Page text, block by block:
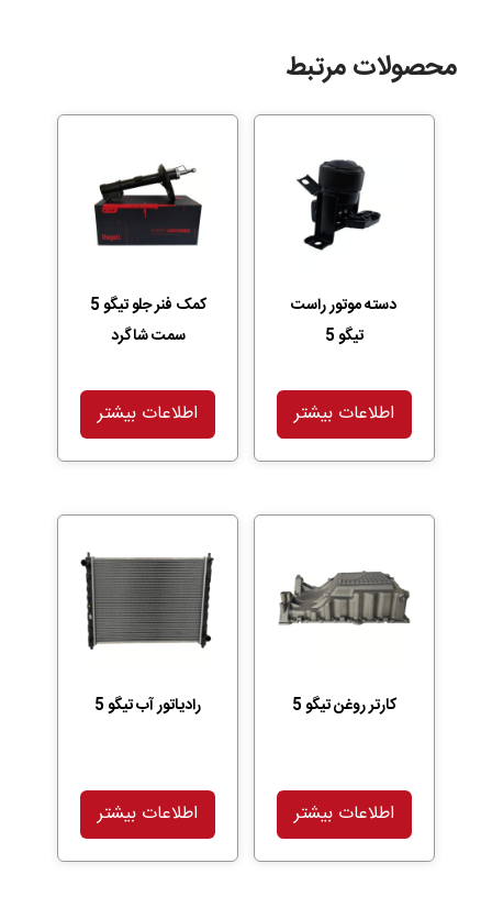
محصولات مرتبط
دسته موتور راست
تیگو 5
اطلاعات بیشتر
کمک فنر جلو تیگو 5
سمت شاگرد
اطلاعات بیشتر
کارتر روغن تیگو 5
اطلاعات بیشتر
رادیاتور آب تیگو 5
اطلاعات بیشتر